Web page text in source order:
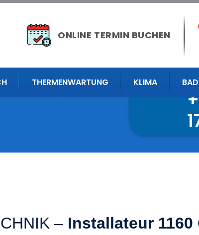
ONLINE TERMIN BUCHEN
THERMENWARTUNG KLIMA
sie uns jederzeit
– Installateur